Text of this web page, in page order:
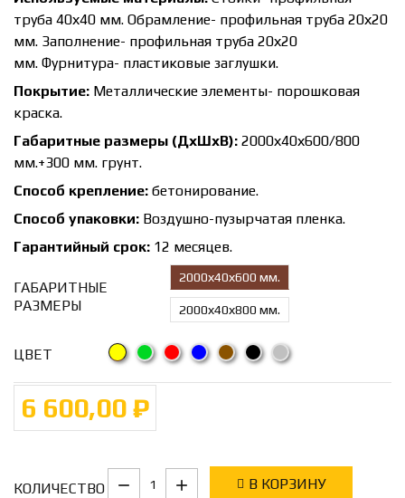
труба 40х40 мм. Обрамление- профильная труба 20х20
мм. Заполнение- профильная труба 20х20
мм. Фурнитура- пластиковые заглушки.
Покрытие: Металлические элементы- порошковая
краска.
Габаритные размеры (ДхШхВ): 2000х40х600/800
мм.+300 мм. грунт.
Способ крепление: бетонирование.
Способ упаковки: Воздушно-пузырчатая пленка.
Гарантийный срок: 12 месяцев.
ГАБАРИТНЫЕ
РАЗМЕРЫ
2000х40х600 мм.
2000х40х800 мм.
ЦВЕТ
6 600,00 ₽
КОЛИЧЕСТВО В КОРЗИНУ